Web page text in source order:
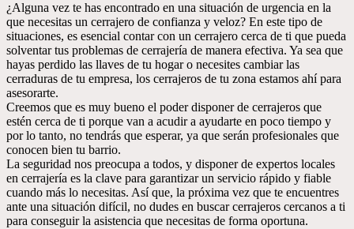
¿Alguna vez te has encontrado en una situación de urgencia en la
que necesitas un cerrajero de confianza y veloz? En este tipo de
situaciones, es esencial contar con un cerrajero cerca de ti que pueda
solventar tus problemas de cerrajería de manera efectiva. Ya sea que
hayas perdido las llaves de tu hogar o necesites cambiar las
cerraduras de tu empresa, los cerrajeros de tu zona estamos ahí para
asesorarte.
Creemos que es muy bueno el poder disponer de cerrajeros que
estén cerca de ti porque van a acudir a ayudarte en poco tiempo y
por lo tanto, no tendrás que esperar, ya que serán profesionales que
conocen bien tu barrio.
La seguridad nos preocupa a todos, y disponer de expertos locales
en cerrajería es la clave para garantizar un servicio rápido y fiable
cuando más lo necesitas. Así que, la próxima vez que te encuentres
ante una situación difícil, no dudes en buscar cerrajeros cercanos a ti
para conseguir la asistencia que necesitas de forma oportuna.